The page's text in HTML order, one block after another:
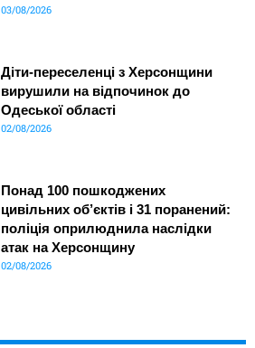
03/08/2026
Діти-переселенці з Херсонщини
вирушили на відпочинок до
Одеської області
02/08/2026
Понад 100 пошкоджених
цивільних об’єктів і 31 поранений:
поліція оприлюднила наслідки
атак на Херсонщину
02/08/2026